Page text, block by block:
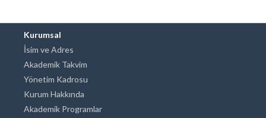
Kurumsal
İsim ve Adres
Akademik Takvim
Yönetim Kadrosu
Kurum Hakkında
Akademik Programlar